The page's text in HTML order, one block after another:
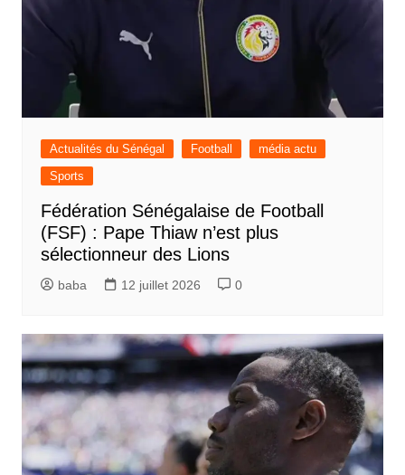
Actualités du Sénégal Football
média actu
Sports
Fédération Sénégalaise de Football
(FSF) : Pape Thiaw n’est plus
sélectionneur des Lions
baba 12 juillet 2026 0